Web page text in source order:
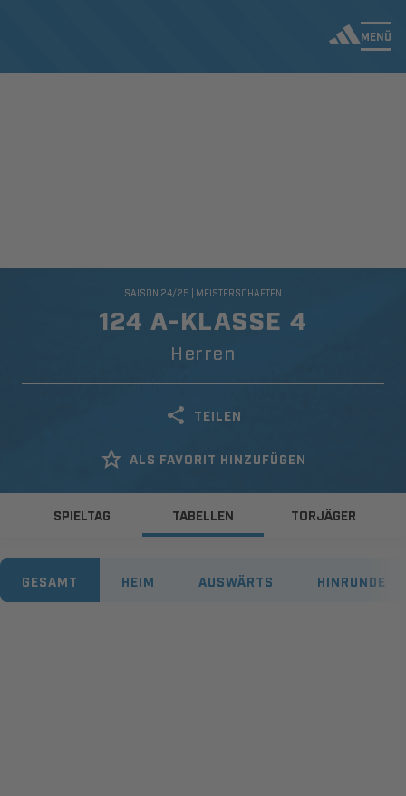
MENÜ
124 A-KLASSE 4
Herren
SAISON 24/25 | MEISTERSCHAFTEN
TEILEN
ALS FAVORIT HINZUFÜGEN
SPIELTAG TABELLEN TORJÄGER
GESAMT HEIM AUSWÄRTS HINRUNDE